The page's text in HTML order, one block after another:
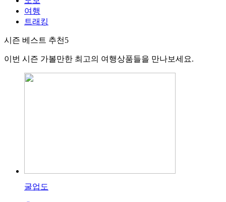
여행
트래킹
시즌 베스트 추천 5
이번 시즌 가볼만한 최고의 여행상품들을 만나보세요.
굴업도